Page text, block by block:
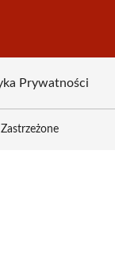
Prywatności